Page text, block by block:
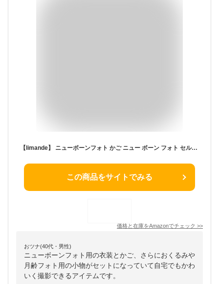
【limande】 ニューボーンフォト かご ニュー ボーン フォト セルフ かごとファーマットのセット ニューボーン おくるみ 衣装 月齢フォトグッズ
この商品をサイトでみる
価格と在庫をAmazonでチェック >>
おツナ(40代・男性)
ニューボーンフォト用の衣装とかご、さらにおくるみや
月齢フォト用の小物がセットになっていて自宅でもかわ
いく撮影できるアイテムです。